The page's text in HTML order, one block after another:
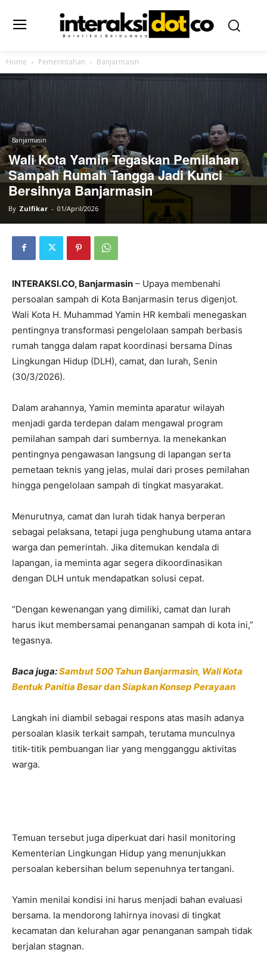
Home Pemerintahan Banjarmasin
Banjarmasin
Wali Kota Yamin Tegaskan Pemilahan
Sampah Rumah Tangga Jadi Kunci
Bersihnya Banjarmasin
By Zulfikar - 01/April/2026
INTERAKSI.CO, Banjarmasin – Upaya membenahi
persoalan sampah di Kota Banjarmasin terus digenjot.
Wali Kota H. Muhammad Yamin HR kembali menegaskan
pentingnya transformasi pengelolaan sampah berbasis
rumah tangga dalam rapat koordinasi bersama Dinas
Lingkungan Hidup (DLH), camat, dan lurah, Senin
(30/3/2026).
Dalam arahannya, Yamin meminta aparatur wilayah
menjadi garda terdepan dalam mengawal program
pemilahan sampah dari sumbernya. Ia menekankan
pentingnya pengawasan langsung di lapangan serta
pemetaan teknis yang jelas, mulai dari proses pemilahan
hingga pengelolaan sampah di tingkat masyarakat.
Menurutnya, camat dan lurah tidak hanya berperan
sebagai pelaksana, tetapi juga penghubung utama antara
warga dan pemerintah. Jika ditemukan kendala di
lapangan, ia meminta agar segera dikoordinasikan
dengan DLH untuk mendapatkan solusi cepat.
“Dengan kewenangan yang dimiliki, camat dan lurah
harus ikut membersamai penanganan sampah di kota ini,”
tegasnya.
Baca juga:Sambut 500 Tahun Banjarmasin, Wali Kota
Bentuk Panitia Besar dan Siapkan Konsep Perayaan
Langkah ini diambil sebagai respons atas masih adanya
persoalan klasik terkait sampah, terutama munculnya
titik-titik pembuangan liar yang mengganggu aktivitas
warga.
Temuan tersebut juga diperkuat dari hasil monitoring
Kementerian Lingkungan Hidup yang menunjukkan
persoalan kebersihan belum sepenuhnya tertangani.
Yamin menilai kondisi ini harus menjadi bahan evaluasi
bersama. Ia mendorong lahirnya inovasi di tingkat
kecamatan dan kelurahan agar penanganan sampah tidak
berjalan stagnan.